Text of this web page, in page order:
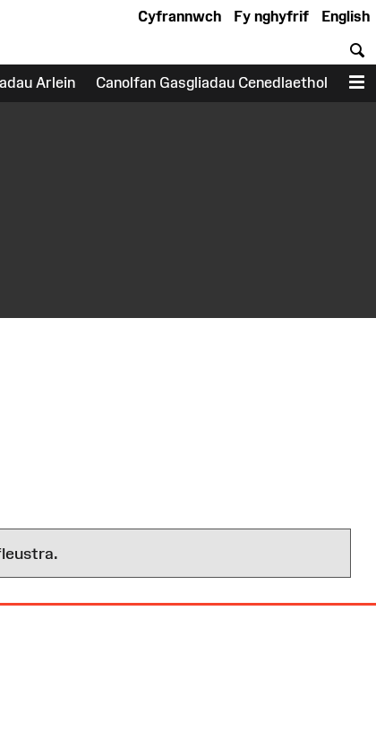
English
Fy nghyfrif
Cyfrannwch
Arlein Canolfan Gasgliadau Cenedlaethol